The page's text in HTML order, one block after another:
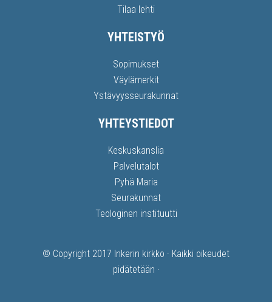
Tilaa lehti
YHTEISTYÖ
Sopimukset
Väylämerkit
Ystävyysseurakunnat
YHTEYSTIEDOT
Keskuskanslia
Palvelutalot
Pyhä Maria
Seurakunnat
Teologinen instituutti
© Copyright 2017 Inkerin kirkko · Kaikki oikeudet
pidätetään ·